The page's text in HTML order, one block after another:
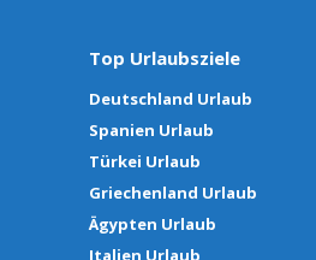
Top Urlaubsziele
Deutschland Urlaub
Spanien Urlaub
Türkei Urlaub
Griechenland Urlaub
Ägypten Urlaub
Italien Urlaub